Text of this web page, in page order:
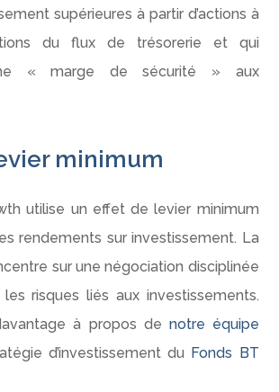
supérieures à partir d’actions à
du flux de trésorerie et qui
« marge de sécurité » aux
minimum
utilise un effet de levier minimum
rendements sur investissement. La
sur une négociation disciplinée
risques liés aux investissements.
à propos de notre équipe
d’investissement du Fonds BT